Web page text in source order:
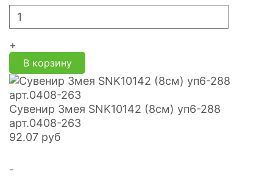
+
В корзину
Сувенир Змея SNK10142 (8см) уп6-288
арт.0408-263
92.07 руб
-